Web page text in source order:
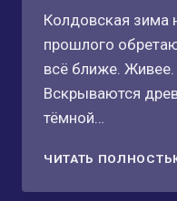
Колдовская зима
прошлого
всё ближе.
Вскрываются
тёмной…
ЧИТАТЬ